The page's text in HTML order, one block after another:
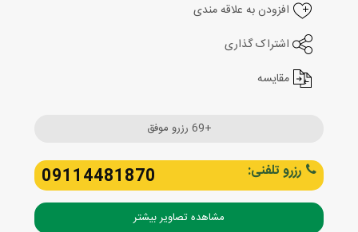
افزودن به علاقه مندی
اشتراک گذاری
مقایسه
+69 رزرو موفق
رزرو تلفنی: 09114481870
مشاهده تصاویر بیشتر